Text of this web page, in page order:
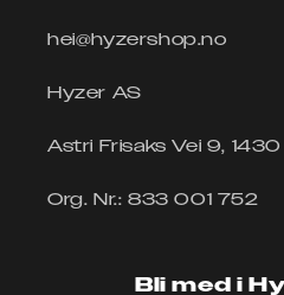
hei@hyzershop.no
Hyzer AS
Astri Frisaks Vei 9,
Org. Nr.: 833 001 752
Bli med i